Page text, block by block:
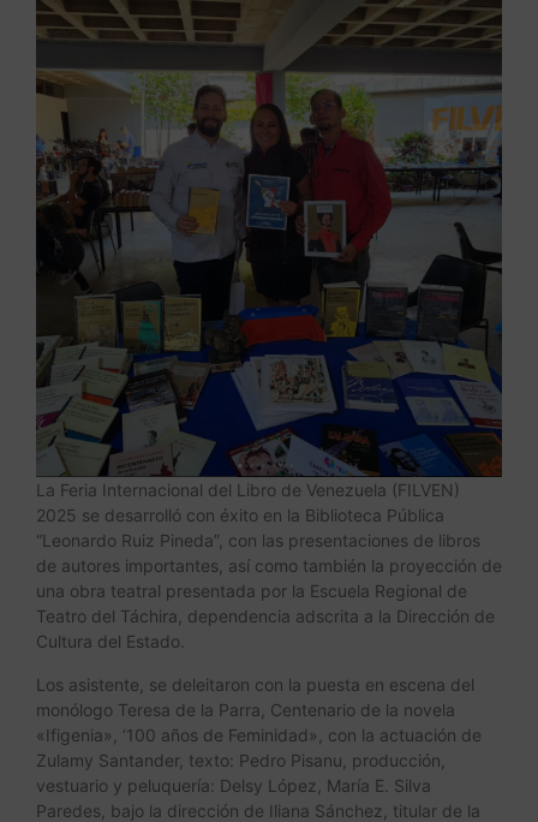
La Feria Internacional del Libro de Venezuela (FILVEN)
2025 se desarrolló con éxito en la Biblioteca Pública
“Leonardo Ruiz Pineda”, con las presentaciones de libros
de autores importantes, así como también la proyección de
una obra teatral presentada por la Escuela Regional de
Teatro del Táchira, dependencia adscrita a la Dirección de
Cultura del Estado.
Los asistente, se deleitaron con la puesta en escena del
monólogo Teresa de la Parra, Centenario de la novela
«Ifigenia», ‘100 años de Feminidad», con la actuación de
Zulamy Santander, texto: Pedro Pisanu, producción,
vestuario y peluquería: Delsy López, María E. Silva
Paredes, bajo la dirección de Iliana Sánchez, titular de la